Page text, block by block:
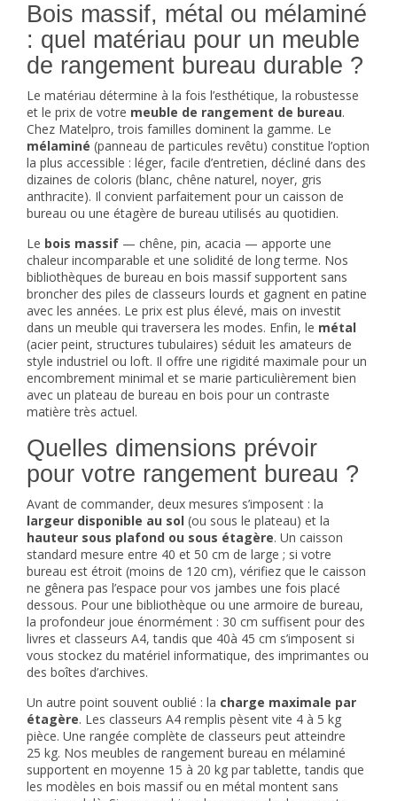
Bois massif, métal ou mélaminé
: quel matériau pour un meuble
de rangement bureau durable ?
Le matériau détermine à la fois l’esthétique, la robustesse
et le prix de votre meuble de rangement de bureau.
Chez Matelpro, trois familles dominent la gamme. Le
mélaminé (panneau de particules revêtu) constitue l’option
la plus accessible : léger, facile d’entretien, décliné dans des
dizaines de coloris (blanc, chêne naturel, noyer, gris
anthracite). Il convient parfaitement pour un caisson de
bureau ou une étagère de bureau utilisés au quotidien.
Le bois massif — chêne, pin, acacia — apporte une
chaleur incomparable et une solidité de long terme. Nos
bibliothèques de bureau en bois massif supportent sans
broncher des piles de classeurs lourds et gagnent en patine
avec les années. Le prix est plus élevé, mais on investit
dans un meuble qui traversera les modes. Enfin, le métal
(acier peint, structures tubulaires) séduit les amateurs de
style industriel ou loft. Il offre une rigidité maximale pour un
encombrement minimal et se marie particulièrement bien
avec un plateau de bureau en bois pour un contraste
matière très actuel.
Quelles dimensions prévoir
pour votre rangement bureau ?
Avant de commander, deux mesures s’imposent : la
largeur disponible au sol (ou sous le plateau) et la
hauteur sous plafond ou sous étagère. Un caisson
standard mesure entre 40 et 50 cm de large ; si votre
bureau est étroit (moins de 120 cm), vérifiez que le caisson
ne gênera pas l’espace pour vos jambes une fois placé
dessous. Pour une bibliothèque ou une armoire de bureau,
la profondeur joue énormément : 30 cm suffisent pour des
livres et classeurs A4, tandis que 40à 45 cm s’imposent si
vous stockez du matériel informatique, des imprimantes ou
des boîtes d’archives.
Un autre point souvent oublié : la charge maximale par
étagère. Les classeurs A4 remplis pèsent vite 4 à 5 kg
pièce. Une rangée complète de classeurs peut atteindre
25 kg. Nos meubles de rangement bureau en mélaminé
supportent en moyenne 15 à 20 kg par tablette, tandis que
les modèles en bois massif ou en métal montent sans